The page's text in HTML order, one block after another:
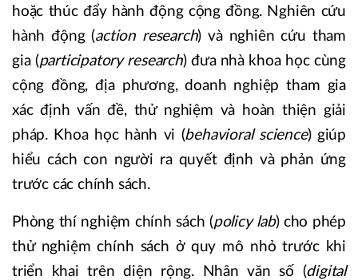
hoặc thúc đẩy hành động cộng đồng. Nghiên cứu
hành động (action research) và nghiên cứu tham
gia (participatory research) đưa nhà khoa học cùng
cộng đồng, địa phương, doanh nghiệp tham gia
xác định vấn đề, thử nghiệm và hoàn thiện giải
pháp. Khoa học hành vi (behavioral science) giúp
hiểu cách con người ra quyết định và phản ứng
trước các chính sách.
Phòng thí nghiệm chính sách (policy lab) cho phép
thử nghiệm chính sách ở quy mô nhỏ trước khi
triển khai trên diện rộng. Nhân văn số (digital